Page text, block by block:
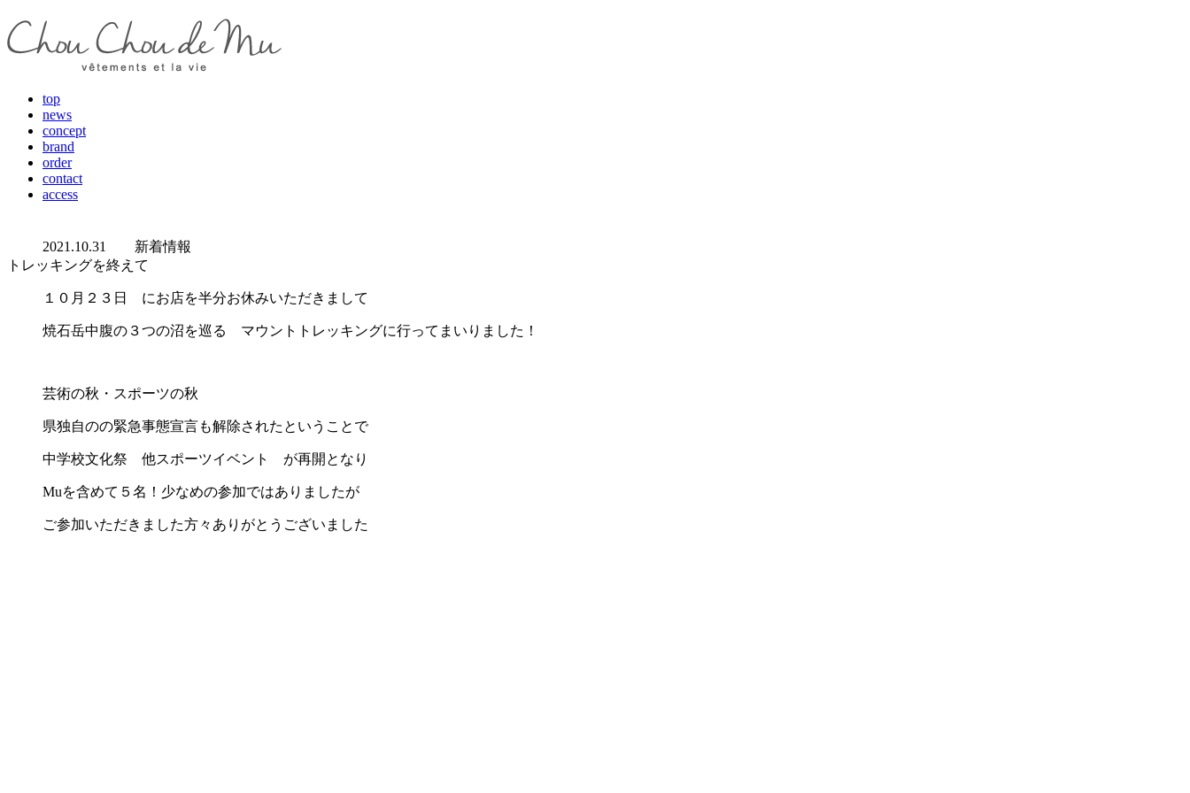
top
news
concept
brand
order
contact
access
2021.10.31
新着情報
トレッキングを終えて
１０月２３日 にお店を半分お休みいただきまして
焼石岳中腹の３つの沼を巡る マウントトレッキングに行ってまいりました！
芸術の秋・スポーツの秋
県独自のの緊急事態宣言も解除されたということで
中学校文化祭 他スポーツイベント が再開となり
Muを含めて５名！少なめの参加ではありましたが
ご参加いただきました方々ありがとうございました